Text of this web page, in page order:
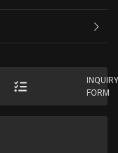
FORM